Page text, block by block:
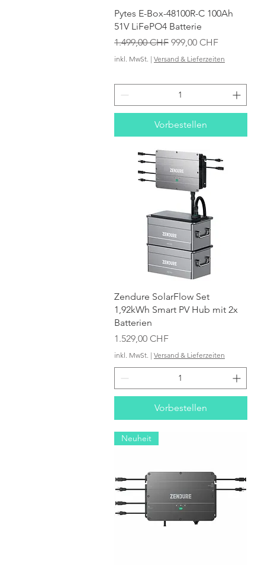
Schnellansicht
Pytes E-Box-48100R-C 100Ah
51V LiFePO4 Batterie
Standardpreis
1.499,00 CHF Sale-Preis
999,00 CHF
inkl. MwSt. | Versand & Lieferzeiten
Vorbestellen
Schnellansicht
Zendure SolarFlow Set
1,92kWh Smart PV Hub mit 2x
Batterien
Preis
1.529,00 CHF
inkl. MwSt. | Versand & Lieferzeiten
Vorbestellen
Neuheit